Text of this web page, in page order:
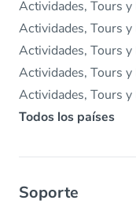
Actividades, Tours y
Actividades, Tours
Actividades, Tours
Actividades, Tours y
Actividades, Tours y
Todos los países
Soporte